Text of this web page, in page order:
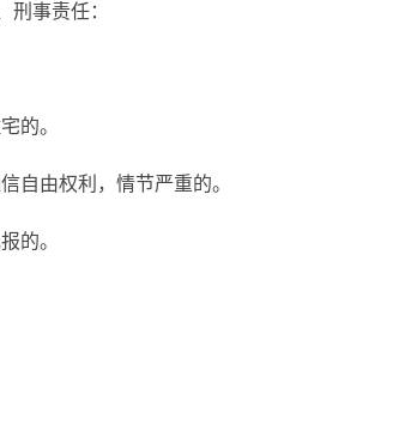
事责任：
的。
自由权利，情节严重的。
的。